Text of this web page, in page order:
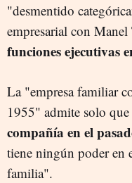
"desmentido
empresarial con
funciones ejecutivas
La "empresa familiar
1955" admite solo
compañía en el
tiene ningún poder en
familia".